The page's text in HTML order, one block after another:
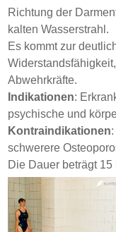
Richtung der
kalten Wasserstrahl.
Es kommt zur
Abwehrkräfte.
Indikationen:
psychische und
Kontraindikationen
schwerere
Die Dauer beträgt